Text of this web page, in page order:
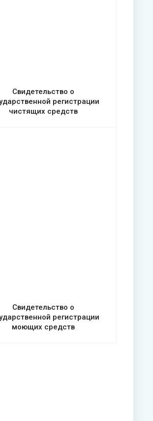
Свидетельство о
регистрации
чистящих средств
Свидетельство о
регистрации
моющих средств